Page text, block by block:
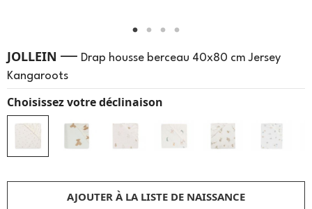
JOLLEIN — Drap housse berceau 40x80 cm Jersey
Kangaroots
Choisissez votre déclinaison
AJOUTER À LA LISTE DE NAISSANCE